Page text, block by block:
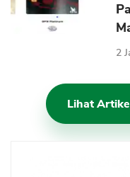
2
Lihat